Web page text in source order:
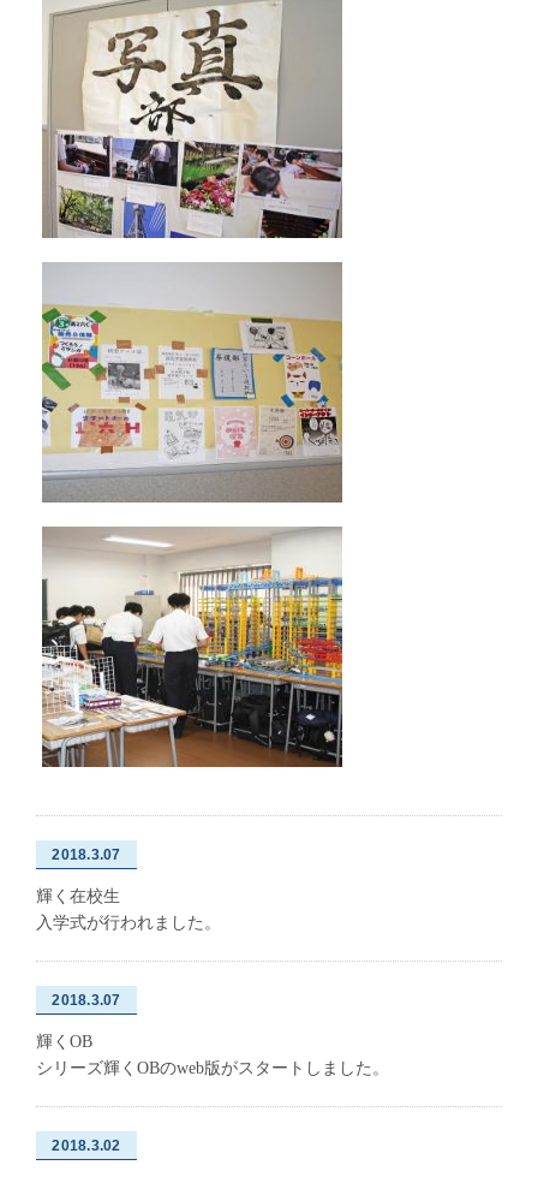
2018.3.07
輝く在校生
入学式が行われました。
2018.3.07
輝くOB
シリーズ輝くOBのweb版がスタートしました。
2018.3.02